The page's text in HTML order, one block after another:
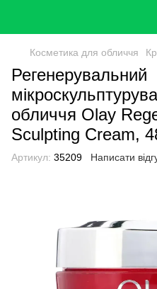
Косметика для обличчя
Регенерувальний
обличчя Olay
Sculpting Cream,
Артикул: 35209 Написати